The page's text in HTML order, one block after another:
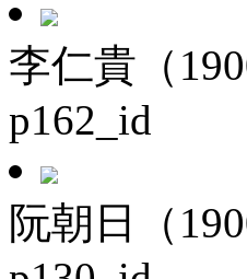
李仁貴（
p162_id
阮朝日（